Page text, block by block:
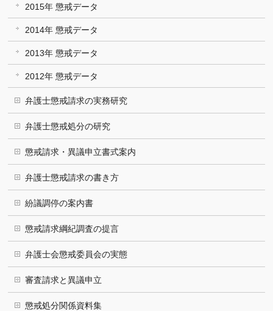
2015年 懲戒データ
2014年 懲戒データ
2013年 懲戒データ
2012年 懲戒データ
弁護士懲戒請求の実務研究
弁護士懲戒処分の研究
懲戒請求・異議申立書式案内
弁護士懲戒請求の書き方
紛議調停の案内書
懲戒請求綱紀調査の提言
弁護士会懲戒委員会の実態
審査請求と異議申立
懲戒処分関係資料集